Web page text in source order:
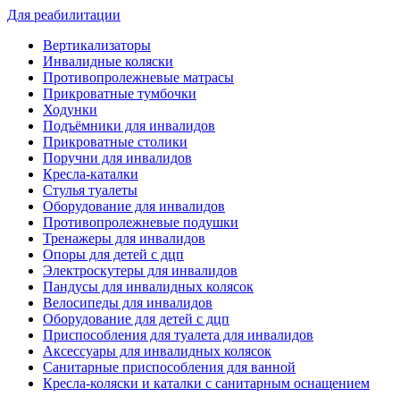
Для реабилитации
Вертикализаторы
Инвалидные коляски
Противопролежневые матрасы
Прикроватные тумбочки
Ходунки
Подъёмники для инвалидов
Прикроватные столики
Поручни для инвалидов
Кресла-каталки
Стулья туалеты
Оборудование для инвалидов
Противопролежневые подушки
Тренажеры для инвалидов
Опоры для детей с дцп
Электроскутеры для инвалидов
Пандусы для инвалидных колясок
Велосипеды для инвалидов
Оборудование для детей с дцп
Приспособления для туалета для инвалидов
Аксессуары для инвалидных колясок
Санитарные приспособления для ванной
Кресла-коляски и каталки с санитарным оснащением